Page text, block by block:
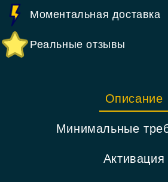
Моментальная доставка
Реальные отзывы
Описание
Минимальные
Активация